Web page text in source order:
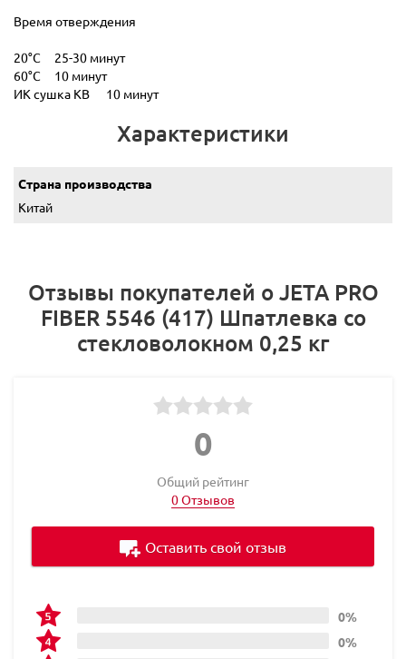
Время отверждения
20°С 25-30 минут
60°С 10 минут
ИК сушка КВ 10 минут
Характеристики
Страна производства
Китай
Отзывы покупателей о JETA PRO
FIBER 5546 (417) Шпатлевка со
стекловолокном 0,25 кг
0
Общий рейтинг
0 Отзывов
0%
0%
Оставить свой отзыв